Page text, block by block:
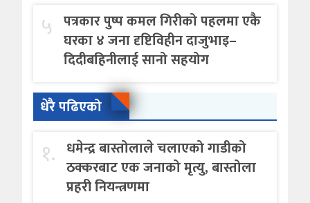
५ पत्रकार पुष्प कमल गिरीको पहलमा एकै
घरका ४ जना दृष्टिविहीन दाजुभाइ–
दिदीबहिनीलाई सानो सहयोग
धेरै पढिएको
१. धमेन्द्र बास्तोलाले चलाएको गाडीको
ठक्करबाट एक जनाको मृत्यु, बास्तोला
प्रहरी नियन्त्रणमा